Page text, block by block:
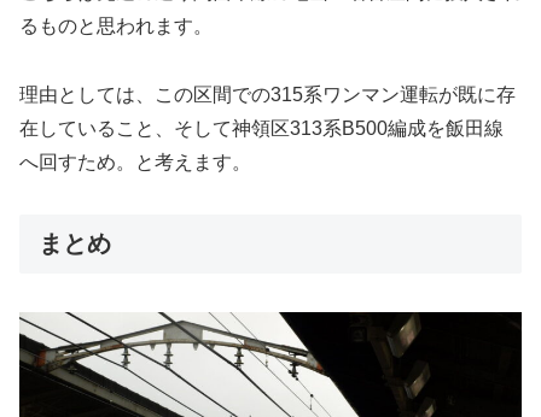
るものと思われます。
理由としては、この区間での315系ワンマン運転が既に存
在していること、そして神領区313系B500編成を飯田線
へ回すため。と考えます。
まとめ